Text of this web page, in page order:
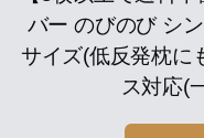
バー のびのび シ
サイズ(低反発枕に
ス対応(